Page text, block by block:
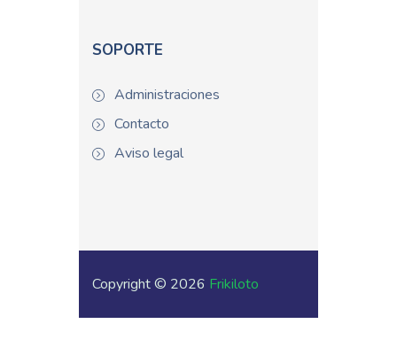
SOPORTE
Administraciones
Contacto
Aviso legal
Copyright © 2026 Frikiloto